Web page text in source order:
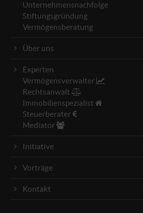
Unternehmensnachfolge
Stiftungsgründung
Vermögensberatung
Über uns
Experten
Vermögensverwalter
Rechtsanwalt
Immobilienspezialist
Steuerberater
Mediator
Initiative
Vorträge
Kontakt